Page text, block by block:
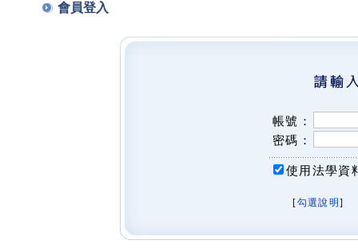
會員登入
帳號：
密碼：
使用法學資
[勾選說明 ]